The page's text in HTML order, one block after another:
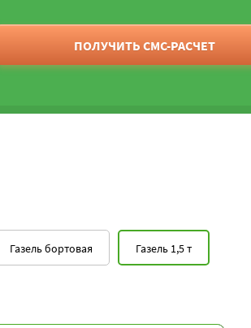
ПОЛУЧИТЬ СМС-РАСЧЕТ
Газель 1,5 т
Газель бортовая